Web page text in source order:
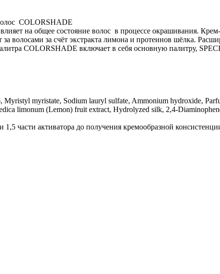
COLORSHADE
на общее состояние волос в процессе окрашивания.
волосами за счёт экстракта лимона и протеинов шёлка.
COLORSHADE включает в себя основную палитру,
Myristyl myristate, Sodium lauryl sulfate, Ammonium hydroxide,
limonum (Lemon) fruit extract, Hydrolyzed silk, 2,4-
части активатора до получения кремообразной